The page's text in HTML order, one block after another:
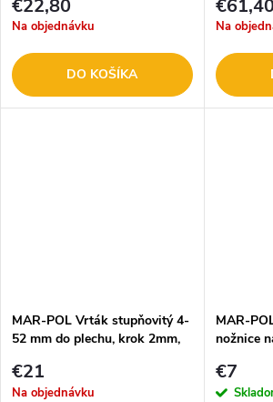
€22,80
Na objednávku
DO KOŠÍKA
Na
MAR-POL Vrták stupňovitý 4-
52 mm do plechu, krok 2mm,
€21
Na objednávku
MAR-
nožnice
€7